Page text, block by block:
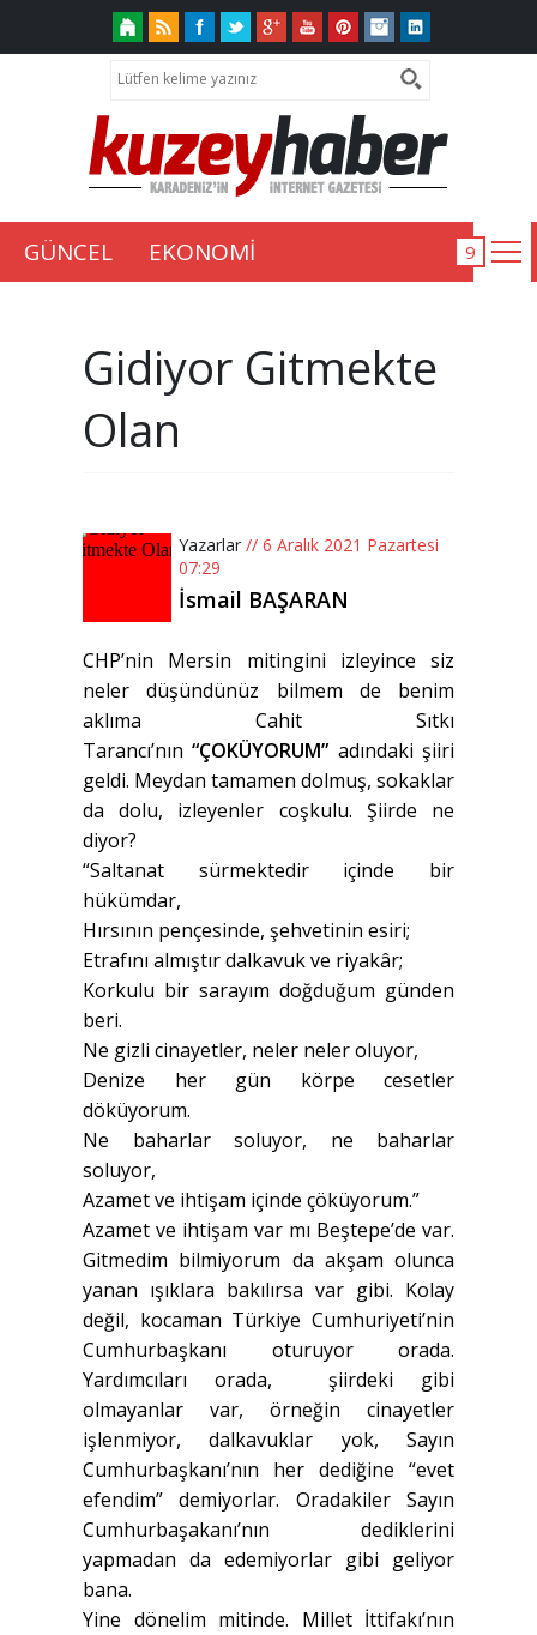
GÜNCEL EKONOMİ
Gidiyor Gitmekte
Olan
Yazarlar // 6 Aralık 2021 Pazartesi
07:29
İsmail BAŞARAN
CHP’nin Mersin mitingini izleyince siz
neler düşündünüz bilmem de benim
aklıma Cahit Sıtkı
Tarancı’nın“ÇOKÜYORUM” adındaki şiiri
geldi. Meydan tamamen dolmuş, sokaklar
da dolu, izleyenler coşkulu. Şiirde ne
diyor?
“Saltanat sürmektedir içinde bir
hükümdar,
Hırsının pençesinde, şehvetinin esiri;
Etrafını almıştır dalkavuk ve riyakâr;
Korkulu bir sarayım doğduğum günden
beri.
Ne gizli cinayetler, neler neler oluyor,
Denize her gün körpe cesetler
döküyorum.
Ne baharlar soluyor, ne baharlar
soluyor,
Azamet ve ihtişam içinde çöküyorum.”
Azamet ve ihtişam var mı Beştepe’de var.
Gitmedim bilmiyorum da akşam olunca
yanan ışıklara bakılırsa var gibi. Kolay
değil, kocaman Türkiye Cumhuriyeti’nin
Cumhurbaşkanı oturuyor orada.
Yardımcıları orada, şiirdeki gibi
olmayanlar var, örneğin cinayetler
işlenmiyor, dalkavuklar yok, Sayın
Cumhurbaşkanı’nın her dediğine “evet
efendim” demiyorlar. Oradakiler Sayın
Cumhurbaşakanı’nın dediklerini
yapmadan da edemiyorlar gibi geliyor
bana.
Yine dönelim mitinde. Millet İttifakı’nın